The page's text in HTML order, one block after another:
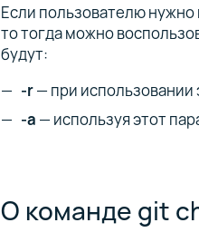
Если пользователю нужно
то тогда можно
будут:
-r— при использовании
-a — используя этот
О команде git